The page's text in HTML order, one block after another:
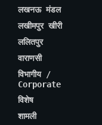
लखनऊ मंडल
लखीमपुर खीरी
ललितपुर
वाराणसी
विभागीय /
Corporate
विशेष
शामली